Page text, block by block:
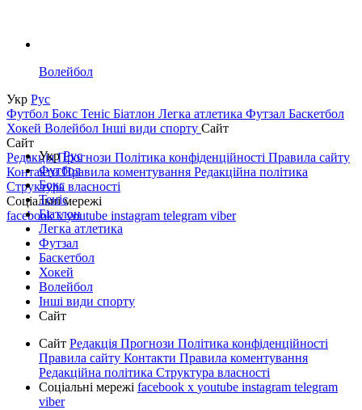
Волейбол
Укр Рус
Футбол Бокс Теніс Біатлон Легка атлетика Футзал Баскетбол
Хокей Волейбол Інші види спорту Сайт
Сайт
РедакціяПрогнози Політика конфіденційності Правила сайту
КонтактиПравила коментування Редакційна політика
Структура власності
Соціальні мережі
facebookxyoutube instagram telegram viber
УкрРус
Футбол
Бокс
Теніс
Біатлон
Легка атлетика
Футзал
Баскетбол
Хокей
Волейбол
Інші види спорту
Сайт
Сайт Редакція Прогнози Політика конфіденційності
Правила сайту Контакти Правила коментування
Редакційна політика Структура власності
Соціальні мережі facebook x youtube instagram telegram
viber